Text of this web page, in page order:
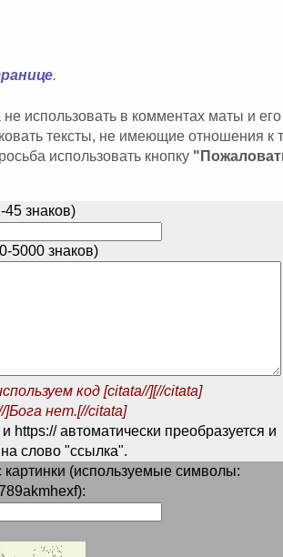
.
использовать в комментах маты и его
тексты, не имеющие отношения к
использовать кнопку
знаков)
знаков)
код [citata//][//citata]
нет.[//citata]
https:// автоматически преобразуется и
слово "ссылка".
картинки (используемые символы: